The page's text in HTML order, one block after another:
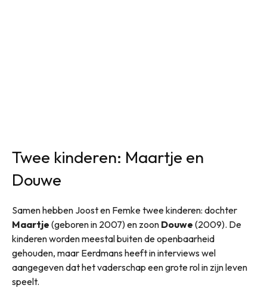
Twee kinderen: Maartje en
Douwe
Samen hebben Joost en Femke twee kinderen: dochter
Maartje (geboren in 2007) en zoon Douwe (2009). De
kinderen worden meestal buiten de openbaarheid
gehouden, maar Eerdmans heeft in interviews wel
aangegeven dat het vaderschap een grote rol in zijn leven
speelt.